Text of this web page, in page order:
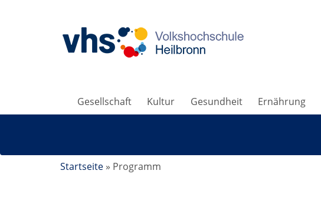
Gesellschaft Kultur Gesundheit Ernährung
Startseite » Programm